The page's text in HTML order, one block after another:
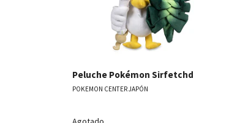
Peluche Pokémon Sirfetchd
POKEMON CENTER JAPÓN